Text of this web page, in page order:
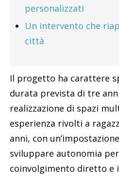
personalizzati
Un intervento che
città
Il progetto ha carattere
durata prevista di tre
realizzazione di spazi
esperienza rivolti a
anni, con
sviluppare autonomia
coinvolgimento diretto e